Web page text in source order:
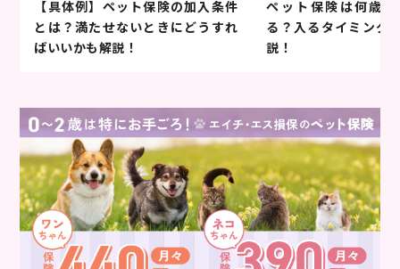
【具体例】ペット保険の加入条件
とは？満たせないときにどうすれ
ばいいかも解説！
ペット保険は何歳
る？入るタイミング
説！